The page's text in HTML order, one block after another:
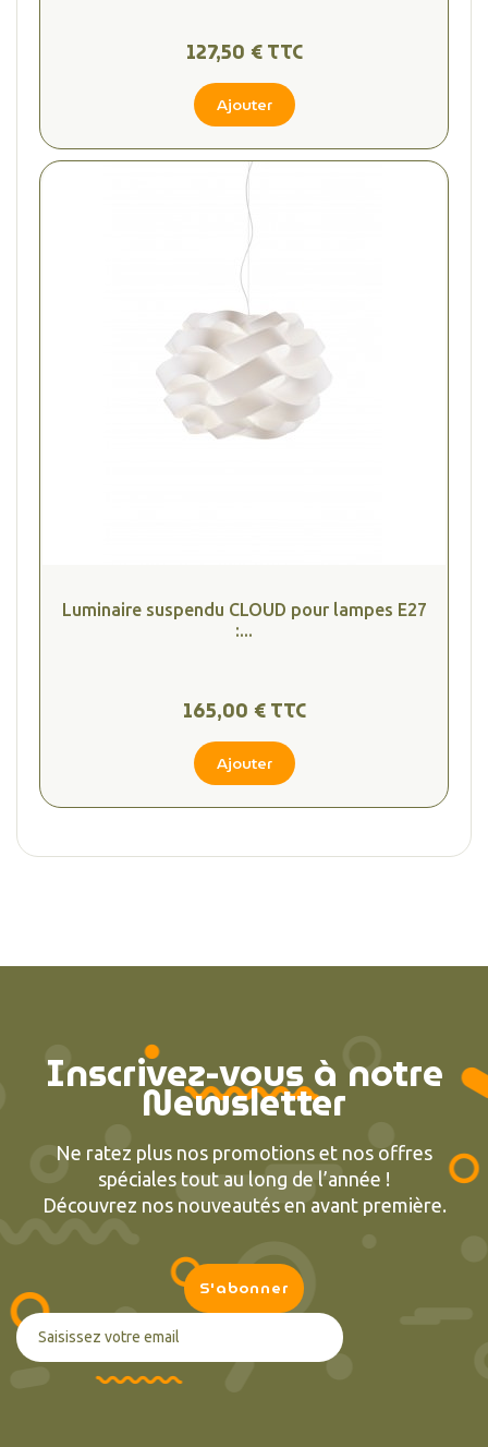
127,50 € TTC
Ajouter
Luminaire suspendu CLOUD pour lampes E27
:...
165,00 € TTC
Ajouter
Inscrivez-vous à notre
Newsletter
Ne ratez plus nos promotions et nos offres
spéciales tout au long de l’année !
Découvrez nos nouveautés en avant première.